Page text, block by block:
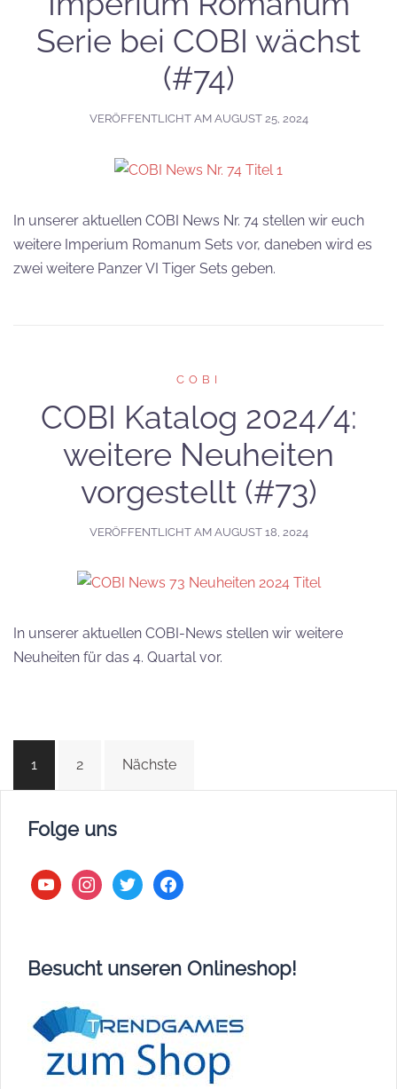
Serie bei COBI wächst
(#74)
VERÖFFENTLICHT AM AUGUST 25, 2024
In unserer aktuellen COBI News Nr. 74 stellen wir euch
weitere Imperium Romanum Sets vor, daneben wird es
zwei weitere Panzer VI Tiger Sets geben.
COBI
COBI Katalog 2024/4:
weitere Neuheiten
vorgestellt (#73)
VERÖFFENTLICHT AM AUGUST 18, 2024
In unserer aktuellen COBI-News stellen wir weitere
Neuheiten für das 4. Quartal vor.
Beitragsnavigation
1 2 Nächste
Folge uns
youtubeinstagram
twitter facebook
Besucht unseren Onlineshop!